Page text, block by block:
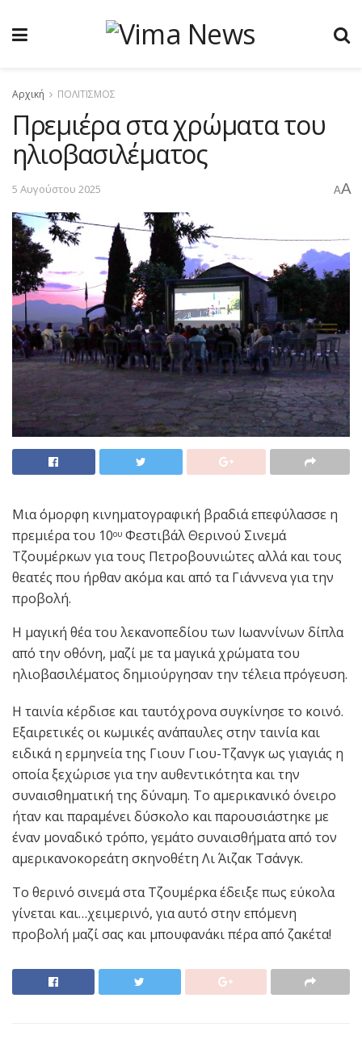
Αρχική ΠΟΛΙΤΙΣΜΟΣ
Πρεμιέρα στα χρώματα του
ηλιοβασιλέματος
5 Αυγούστου 2025 AA
Μια όμορφη κινηματογραφική βραδιά επεφύλασσε η
πρεμιέρα του 10ου Φεστιβάλ Θερινού Σινεμά
Τζουμέρκων για τους Πετροβουνιώτες αλλά και τους
θεατές που ήρθαν ακόμα και από τα Γιάννενα για την
προβολή.
Η μαγική θέα του λεκανοπεδίου των Ιωαννίνων δίπλα
από την οθόνη, μαζί με τα μαγικά χρώματα του
ηλιοβασιλέματος δημιούργησαν την τέλεια πρόγευση.
Η ταινία κέρδισε και ταυτόχρονα συγκίνησε το κοινό.
Εξαιρετικές οι κωμικές ανάπαυλες στην ταινία και
ειδικά η ερμηνεία της Γιουν Γιου-Τζανγκ ως γιαγιάς η
οποία ξεχώρισε για την αυθεντικότητα και την
συναισθηματική της δύναμη. Το αμερικανικό όνειρο
ήταν και παραμένει δύσκολο και παρουσιάστηκε με
έναν μοναδικό τρόπο, γεμάτο συναισθήματα από τον
αμερικανοκορεάτη σκηνοθέτη Λι Άιζακ Τσάνγκ.
Το θερινό σινεμά στα Τζουμέρκα έδειξε πως εύκολα
γίνεται και…χειμερινό, για αυτό στην επόμενη
προβολή μαζί σας και μπουφανάκι πέρα από ζακέτα!